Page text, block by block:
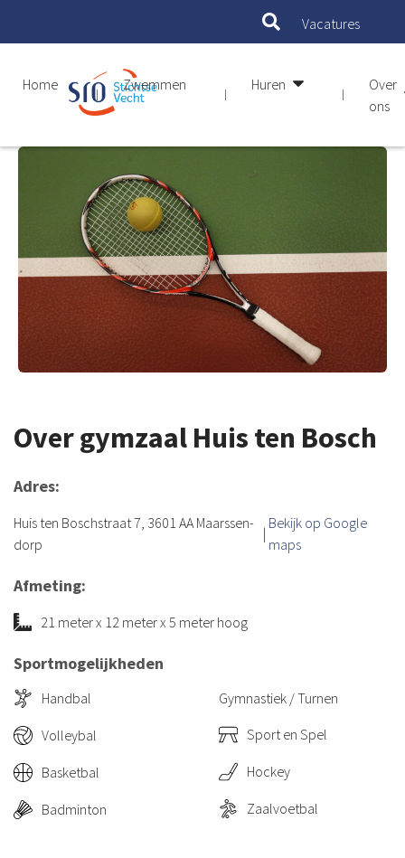
Vacatures
Home Zwemmen Huren
Over
ons
Over gymzaal Huis ten Bosch
Adres:
Huis ten Boschstraat 7, 3601 AA Maarssen-
dorp
|
Bekijk op Google
maps
Afmeting:
21 meter x 12 meter x 5 meter hoog
Sportmogelijkheden
Handbal
Volleybal
Basketbal
Badminton
Gymnastiek / Turnen
Sport en Spel
Hockey
Zaalvoetbal